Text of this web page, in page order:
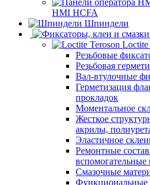
HMI HCFA
Шпиндели
Loctite
Резьбовые
Резьбовая
Вал-втулочные
Герметизация
прокладок
Моментальное
Жесткое
акрилы,
Эластичное
Ремонтные
вспомогательные
Смазочные
Функциональные